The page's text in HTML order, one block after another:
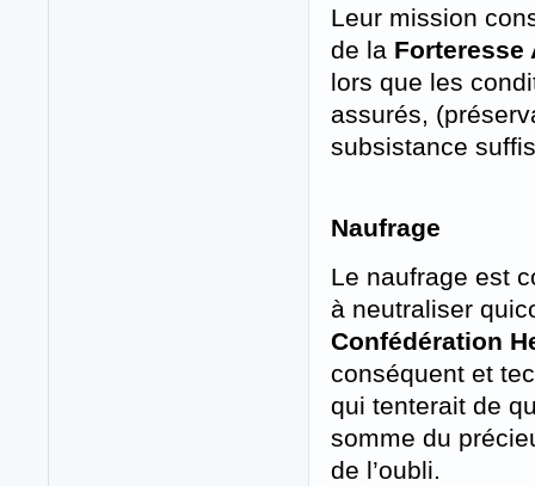
Leur mission
de la Forteresse
lors que les
assurés,
subsistance
Naufrage
Le naufrage est
à neutraliser
Confédération
conséquent et
qui tenterait de
somme du
de l’oubli.